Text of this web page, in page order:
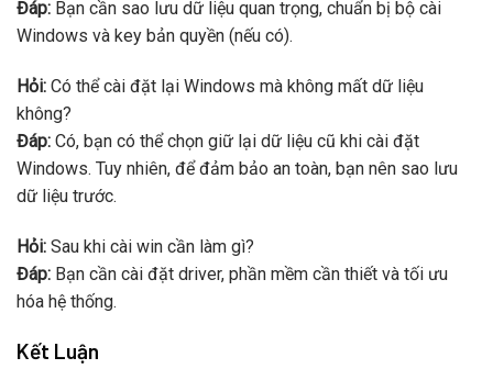
Đáp: Bạn cần sao lưu dữ liệu quan trọng, chuẩn bị bộ cài
Windows và key bản quyền (nếu có).
Hỏi: Có thể cài đặt lại Windows mà không mất dữ liệu
không?
Đáp: Có, bạn có thể chọn giữ lại dữ liệu cũ khi cài đặt
Windows. Tuy nhiên, để đảm bảo an toàn, bạn nên sao lưu
dữ liệu trước.
Hỏi: Sau khi cài win cần làm gì?
Đáp: Bạn cần cài đặt driver, phần mềm cần thiết và tối ưu
hóa hệ thống.
Kết Luận